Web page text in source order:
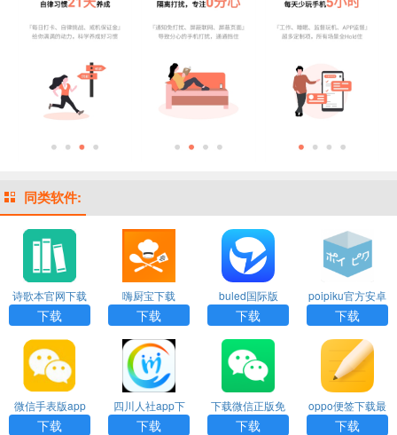
同类软件:
诗歌本官网下载
下载
嗨厨宝下载
下载
buled国际版
下载
poipiku官方安卓
下载
下载
微信手表版app
下载
下载
四川人社app下
载官网版
下载
下载微信正版免
费安装2026
下载
oppo便签下载最
新版
下载